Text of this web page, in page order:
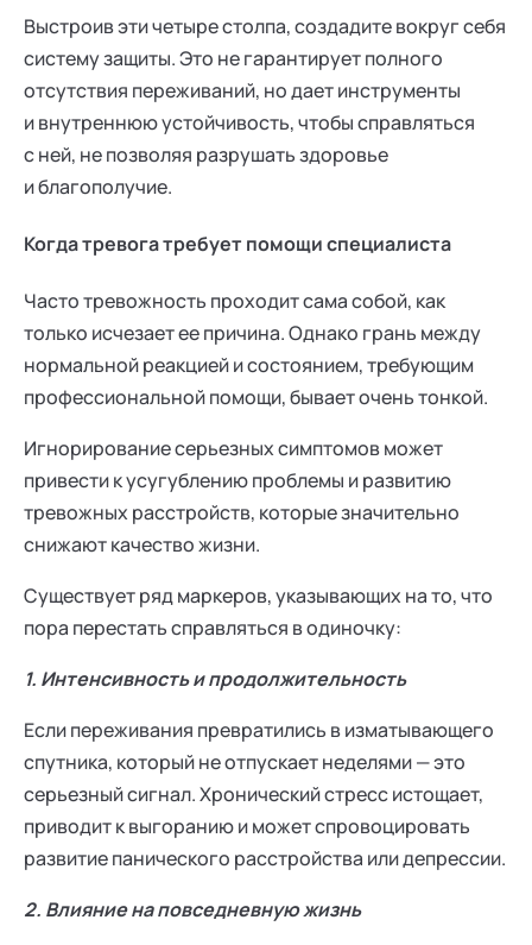
Выстроив эти четыре столпа, создадите вокруг себя
систему защиты. Это не гарантирует полного
отсутствия переживаний, но дает инструменты
и внутреннюю устойчивость, чтобы справляться
с ней, не позволяя разрушать здоровье
и благополучие.
Когда тревога требует помощи специалиста
Часто тревожность проходит сама собой, как
только исчезает ее причина. Однако грань между
нормальной реакцией и состоянием, требующим
профессиональной помощи, бывает очень тонкой.
Игнорирование серьезных симптомов может
привести к усугублению проблемы и развитию
тревожных расстройств, которые значительно
снижают качество жизни.
Существует ряд маркеров, указывающих на то, что
пора перестать справляться в одиночку:
1. Интенсивность и продолжительность
Если переживания превратились в изматывающего
спутника, который не отпускает неделями — это
серьезный сигнал. Хронический стресс истощает,
приводит к выгоранию и может спровоцировать
развитие панического расстройства или депрессии.
2. Влияние на повседневную жизнь